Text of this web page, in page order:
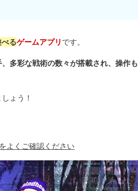
るゲームアプリ です。
多彩な戦術の数々が搭載され、操作も
ょう！
よくご確認ください